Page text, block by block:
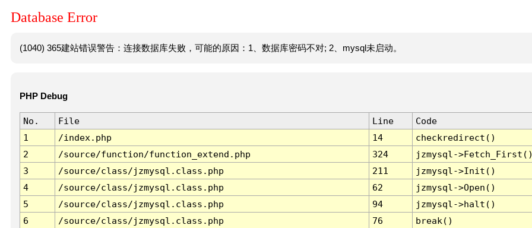
Database Error
(1040) 365建站错误警告：连接数据库失败，可能的原因：1、数据库密码不对; 2、mysql未启动。
PHP Debug
No. File Line
Code
1
/index.php 14
checkredirect()
2
/source/function/function_extend.php 324
jzmysql-
3
/source/class/jzmysql.class.php 211
jzmysql->Init()
4
/source/class/jzmysql.class.php 62
jzmysql->Open()
5
/source/class/jzmysql.class.php 94
jzmysql->halt()
6
/source/class/jzmysql.class.php 76 break()